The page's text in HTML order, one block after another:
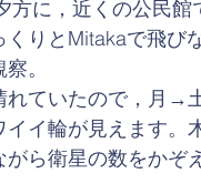
方に，近くの公民
くりとMitakaで飛び
。
れていたので，月→
イイ輪が見えます。
ら衛星の数をかぞ